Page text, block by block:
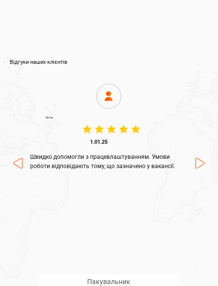
Відгуки наших клієнтів
Швидко допомогли з працевлаштуванням. Умови
роботи відповідають тому, що зазначено у вакансії.
Пакувальник
Віктор
średnia ocena to 5 na 5
1.01.25